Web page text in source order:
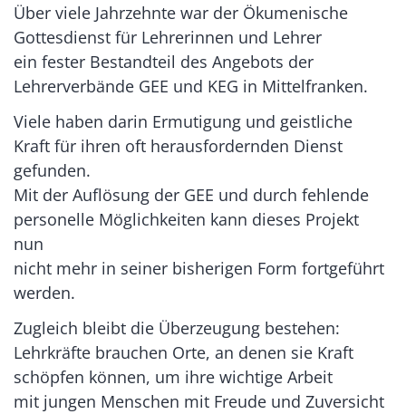
Über viele Jahrzehnte war der Ökumenische
Gottesdienst für Lehrerinnen und Lehrer
ein fester Bestandteil des Angebots der
Lehrerverbände GEE und KEG in Mittelfranken.
Viele haben darin Ermutigung und geistliche
Kraft für ihren oft herausfordernden Dienst
gefunden.
Mit der Auflösung der GEE und durch fehlende
personelle Möglichkeiten kann dieses Projekt
nun
nicht mehr in seiner bisherigen Form fortgeführt
werden.
Zugleich bleibt die Überzeugung bestehen:
Lehrkräfte brauchen Orte, an denen sie Kraft
schöpfen können, um ihre wichtige Arbeit
mit jungen Menschen mit Freude und Zuversicht